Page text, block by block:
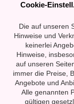
Cookie-
Die auf unseren
Hinweise und
keinerlei
Hinweise,
auf unseren
immer die Preise,
Angebote und
Alle genannten
gültigen